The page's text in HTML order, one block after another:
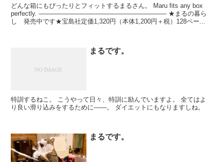
どんな箱にもぴったりとフィットするまるさん。 Maru fits any box
perfectly. ———————————————————— ★まるの暮ら
し 発売中です★宝島社定価1,320円（本体1,200円＋税）128ペー...
まるです。
特訓するねこ。 こうやって日々、特訓に励んでいますよ。 全てはよ
り良い滑り込みをするために――。 ダイエットにもなりますしね。
まるです。